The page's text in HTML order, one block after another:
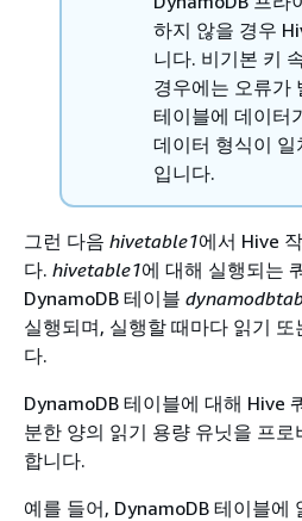
하지 않을 경우
니다. 비기본 키
경우에는 오류가
테이블에 데이터
데이터 형식이
입니다.
그런 다음 hivetable1에서 Hive
다. hivetable1에 대해 실행되는
DynamoDB 테이블
실행되며, 실행할 때마다 읽기
다.
DynamoDB 테이블에 대해 Hive
분한 양의 읽기 용량 유닛을 프
합니다.
예를 들어, DynamoDB 테이블에